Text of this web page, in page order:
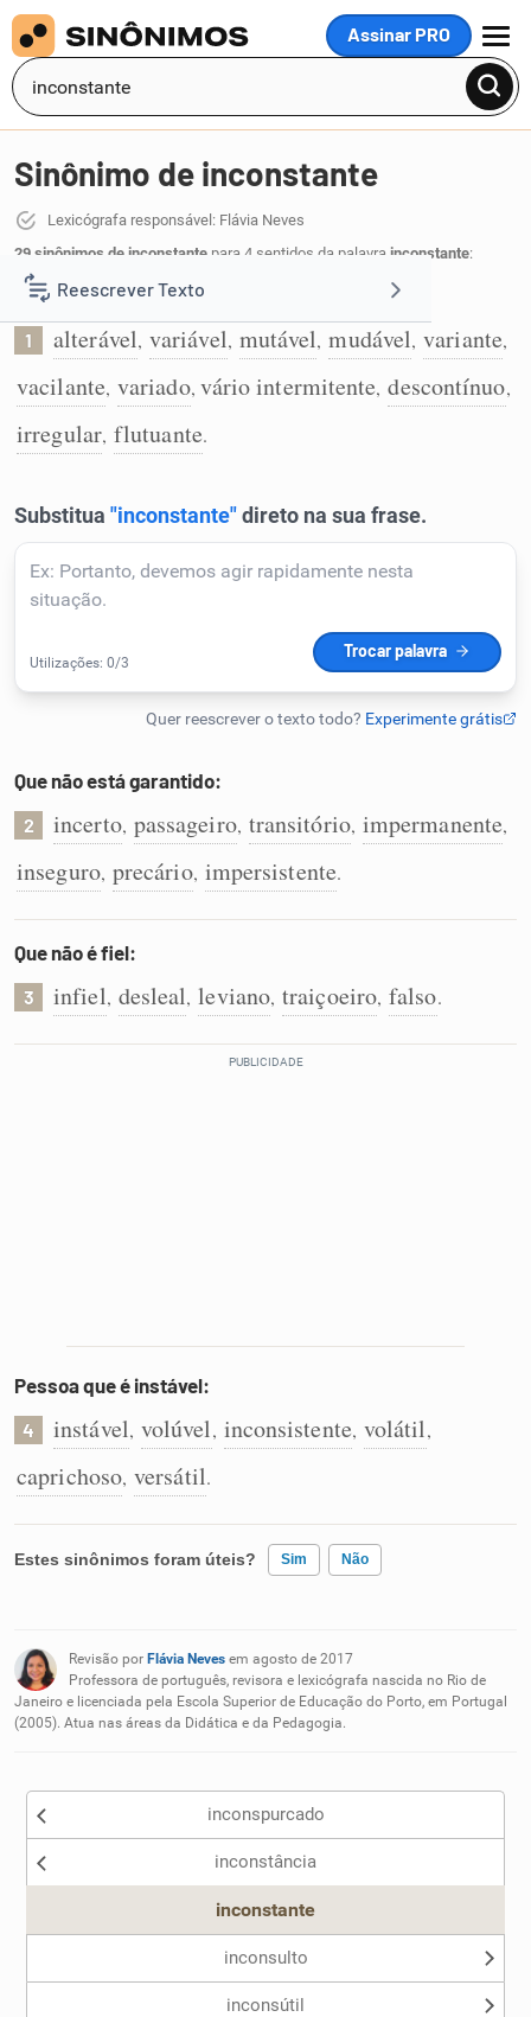
Assinar PRO
MENU
Reescrever Texto
Resumir Texto
Corrigir Texto
Humanizador de IA
Cata-letras
Caça-palavras
Dicionário
Sinônimos
Sinônimo de inconstante
Lexicógrafa responsável: Flávia Neves
29 sinônimos de inconstante para 4 sentidos da palavra inconstante:
Que não se mantém constante:
1 alterável, variável, mutável, mudável, variante,
vacilante, variado, vário intermitente, descontínuo,
irregular, flutuante.
Que não está garantido:
2 incerto, passageiro, transitório, impermanente,
inseguro, precário, impersistente.
Que não é fiel:
3 infiel, desleal, leviano, traiçoeiro, falso.
Pessoa que é instável:
4 instável, volúvel, inconsistente, volátil,
caprichoso, versátil.
Estes sinônimos foram úteis? Sim Não
Nenhum dos sinônimos apresentados me ajudou
Outro
Revisão por Flávia Neves em agosto de 2017
Professora de português, revisora e lexicógrafa nascida no Rio de
Janeiro e licenciada pela Escola Superior de Educação do Porto, em Portugal
(2005). Atua nas áreas da Didática e da Pedagogia.
inconspurcado
inconstância
inconstante
inconsulto
inconsútil